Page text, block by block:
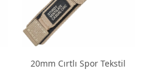
20mm Cırtlı Spor Tekstil